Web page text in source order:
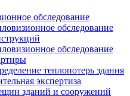
обследование
обследование
обследование
теплопотерь здания
экспертиза
зданий и сооружений